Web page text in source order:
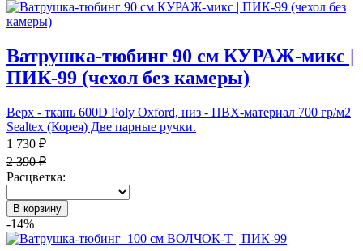
Ватрушка-тюбинг 90 см КУРАЖ-микс |
ПИК-99 (чехол без камеры)
Верх - ткань 600D Poly Oxford, низ - ПВХ-материал 700 гр/м2
Sealtex (Корея) Две парные ручки.
1 730 ₽
2 390 ₽
Расцветка:
В корзину
-14%